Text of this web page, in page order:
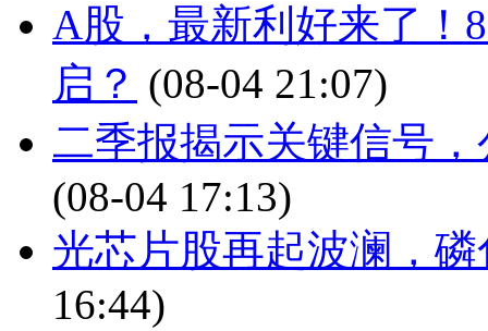
A股，最新利好来了！
启？ (08-04 21:07)
二季报揭示关键信号
(08-04 17:13)
光芯片股再起波澜，
16:44)